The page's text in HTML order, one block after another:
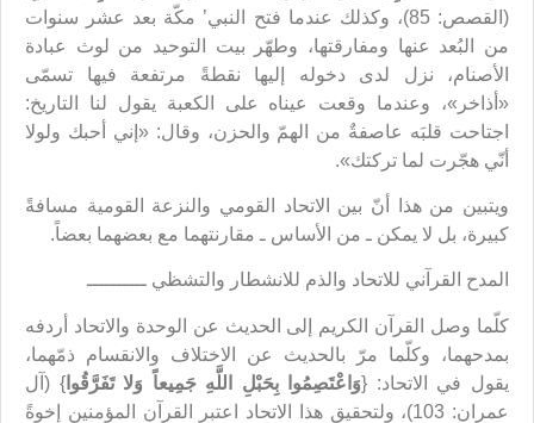
(القصص: 85)، وكذلك عندما فتح النبي’ مكّة بعد عشر سنوات
من البُعد عنها ومفارقتها، وطهّر بيت التوحيد من لوث عبادة
الأصنام، نزل لدى دخوله إليها نقطةً مرتفعة فيها تسمّى
«أذاخر»، وعندما وقعت عيناه على الكعبة يقول لنا التاريخ:
اجتاحت قلبَه عاصفةٌ من الهمّ والحزن، وقال: «إني أحبك ولولا
أنّي هجّرت لما تركتك».
ويتبين من هذا أنّ بين الاتحاد القومي والنزعة القومية مسافةً
كبيرة، بل لا يمكن ـ من الأساس ـ مقارنتهما مع بعضهما بعضاً.
المدح القرآني للاتحاد والذم للانشطار والتشظي ــــــــــ
كلّما وصل القرآن الكريم إلى الحديث عن الوحدة والاتحاد أردفه
بمدحهما، وكلّما مرّ بالحديث عن الاختلاف والانقسام ذمّهما،
يقول في الاتحاد: {وَاعْتَصِمُوا بِحَبْلِ اللَّهِ جَمِيعاً وَلا تَفَرَّقُوا} (آل
عمران: 103)، ولتحقيق هذا الاتحاد اعتبر القرآن المؤمنين إخوةً